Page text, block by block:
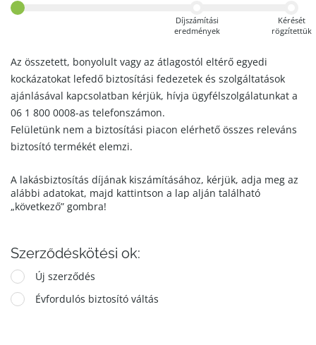
Díjszámítási
eredmények
Kérését
rögzítettük
Az összetett, bonyolult vagy az átlagostól eltérő egyedi
kockázatokat lefedő biztosítási fedezetek és szolgáltatások
ajánlásával kapcsolatban kérjük, hívja ügyfélszolgálatunkat a
06 1 800 0008-as telefonszámon.
Felületünk nem a biztosítási piacon elérhető összes releváns
biztosító termékét elemzi.
A lakásbiztosítás díjának kiszámításához, kérjük, adja meg az
alábbi adatokat, majd kattintson a lap alján található
„következő” gombra!
Szerződéskötési ok:
Új szerződés
Évfordulós biztosító váltás